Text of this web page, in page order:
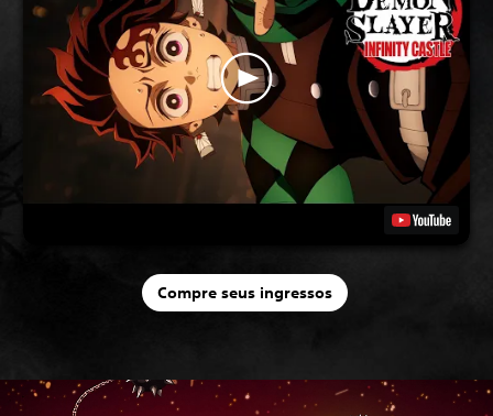
Compre seus ingressos